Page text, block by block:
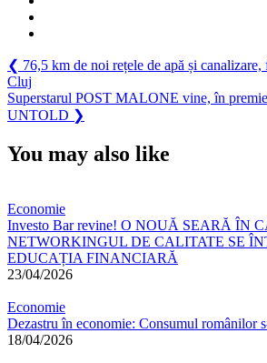
Navigare
în
articole
❮ Previous
Post:
76,5 km de noi rețele de apă și
Cluj
Next
Post:
Superstarul POST MALONE vine, în
UNTOLD ❯
You may also like
Economie
Investo Bar revine! O NOUĂ SEARĂ ÎN
NETWORKINGUL DE CALITATE SE
EDUCAȚIA FINANCIARĂ
23/04/2026
Economie
Dezastru în economie: Consumul românilor
18/04/2026